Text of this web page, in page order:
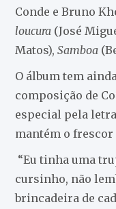
Conde e Bruno
loucura(José
Matos), Samboa
O álbum tem ainda
composição de
especial pela
mantém o frescor
“Eu tinha uma
cursinho, não
brincadeira de